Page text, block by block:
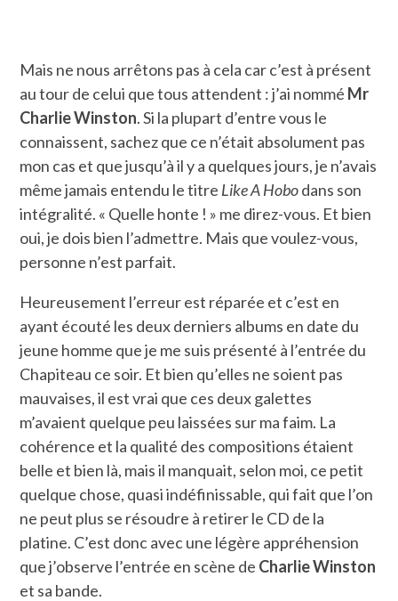
Mais ne nous arrêtons pas à cela car c’est à présent
au tour de celui que tous attendent : j’ai nommé Mr
Charlie Winston. Si la plupart d’entre vous le
connaissent, sachez que ce n’était absolument pas
mon cas et que jusqu’à il y a quelques jours, je n’avais
même jamais entendu le titre Like A Hobodans son
intégralité. « Quelle honte ! » me direz-vous. Et bien
oui, je dois bien l’admettre. Mais que voulez-vous,
personne n’est parfait.
Heureusement l’erreur est réparée et c’est en
ayant écouté les deux derniers albums en date du
jeune homme que je me suis présenté à l’entrée du
Chapiteau ce soir. Et bien qu’elles ne soient pas
mauvaises, il est vrai que ces deux galettes
m’avaient quelque peu laissées sur ma faim. La
cohérence et la qualité des compositions étaient
belle et bien là, mais il manquait, selon moi, ce petit
quelque chose, quasi indéfinissable, qui fait que l’on
ne peut plus se résoudre à retirer le CD de la
platine. C’est donc avec une légère appréhension
que j’observe l’entrée en scène de Charlie Winston
et sa bande.